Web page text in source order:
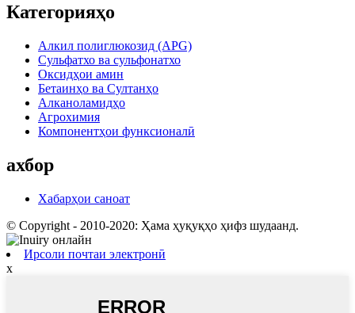
Категорияҳо
Алкил полиглюкозид (APG)
Сульфатхо ва сульфонатхо
Оксидҳои амин
Бетаинҳо ва Султанҳо
Алканоламидҳо
Агрохимия
Компонентҳои функсионалӣ
ахбор
Хабарҳои саноат
© Copyright - 2010-2020: Ҳама ҳуқуқҳо ҳифз шудаанд.
Ирсоли почтаи электронӣ
x